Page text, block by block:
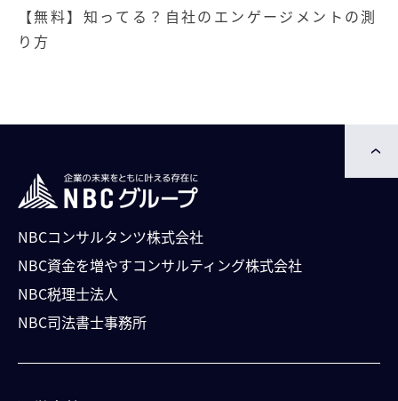
【無料】知ってる？自社のエンゲージメントの測
り方
NBCコンサルタンツ株式会社
NBC資⾦を増やすコンサルティング株式会社
NBC税理士法人
NBC司法書⼠事務所